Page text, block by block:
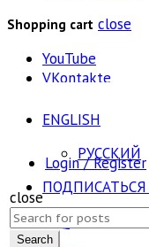
Shopping cart close
YouTube
VKontakte
ENGLISH
РУССКИЙ
FAQ
Login / Register
close
Search
for:
Search